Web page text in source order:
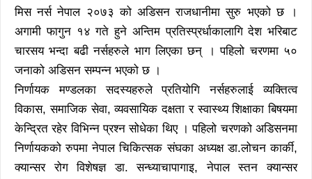
मिस नर्स नेपाल २०७३ को अडिसन राजधानीमा सुरु भएको छ ।
अगामी फागुन १४ गते हुने अन्तिम प्रतिस्प्रर्धाकालागि देश भरिबाट
चारसय भन्दा बढी नर्सहरुले भाग लिएका छन् । पहिलो चरणमा ५०
जनाको अडिसन सम्पन्न भएको छ ।
निर्णायक मण्डलका सदस्यहरुले प्रतियोगि नर्सहरुलाई व्यक्तित्व
विकास, समाजिक सेवा, व्यवसायिक दक्षता र स्वास्थ्य शिक्षाका बिषयमा
केन्द्रित रहेर विभिन्न प्रश्न सोधेका थिए । पहिलो चरणको अडिसनमा
निर्णायकको रुपमा नेपाल चिकित्सक संघका अध्यक्ष डा.लोचन कार्की,
क्यान्सर रोग विशेषज्ञ डा. सन्ध्याचापागाइ, नेपाल स्तन क्यान्सर